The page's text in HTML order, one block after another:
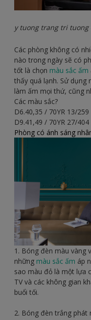
y tuong trang tri tuong
Các phòng không có
nào trong ngày sẽ có
tốt là chọn màu sắc ấm
thấy quá lạnh. Sử dụng
làm ấm mọi thứ, cũng
Các màu sắc?
D6.40,35 / 70YR 13/259
D9.41,49 / 70YR 27/404
Phòng có ánh sáng
1. Bóng đèn màu vàng
những màu sắc ấm áp
sao màu đỏ là một lựa
TV và các không gian
buổi tối.
2. Bóng đèn trắng phát